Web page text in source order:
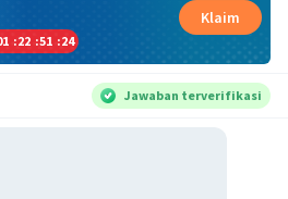
:22 :51 :23
Klaim
Jawaban terverifikasi